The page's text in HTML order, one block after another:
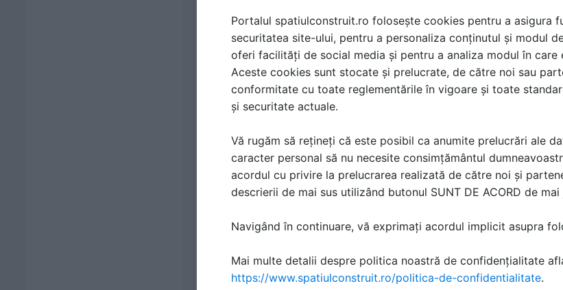
Portalul spatiulconstruit.ro folosește cookies pentru a asigura
securitatea site-ului, pentru a personaliza conținutul și modul
oferi facilități de social media și pentru a analiza modul în care
Aceste cookies sunt stocate și prelucrate, de către noi sau
conformitate cu toate reglementările în vigoare și toate
și securitate actuale.
Vă rugăm să rețineți că este posibil ca anumite prelucrări ale
caracter personal să nu necesite consimțământul
acordul cu privire la prelucrarea realizată de către noi și
descrierii de mai sus utilizând butonul SUNT DE ACORD de mai
Navigând în continuare, vă exprimați acordul implicit asupra
Mai multe detalii despre politica noastră de confidențialitate
https://www.spatiulconstruit.ro/politica-de-confidentialitate.